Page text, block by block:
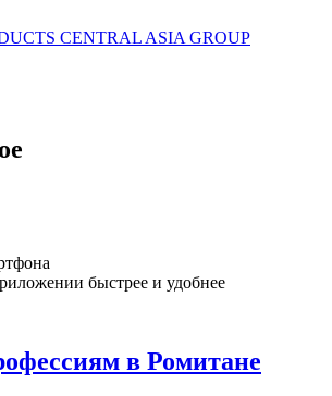
CENTRAL ASIA GROUP
быстрее и удобнее
в Ромитане